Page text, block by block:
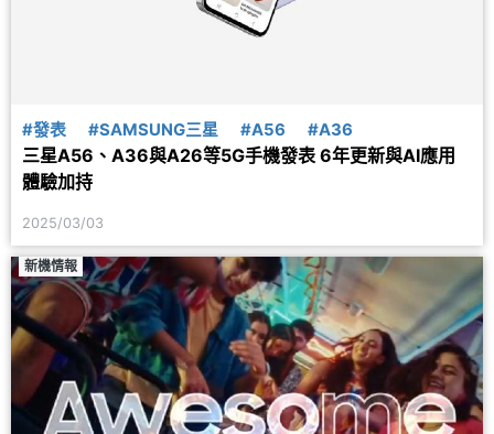
#發表 #SAMSUNG三星 #A56 #A36
三星A56、A36與A26等5G手機發表 6年更新與AI應用
體驗加持
2025/03/03
新機情報